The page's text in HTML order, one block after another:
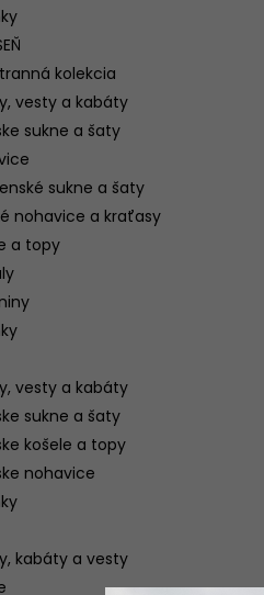
kolekcia
vesty a kabáty
sukne a šaty
sukne a šaty
nohavice a kraťasy
a topy
vesty a kabáty
sukne a šaty
košele a topy
nohavice
kabáty a vesty
ZÁSTERA NA VAJÍČKA